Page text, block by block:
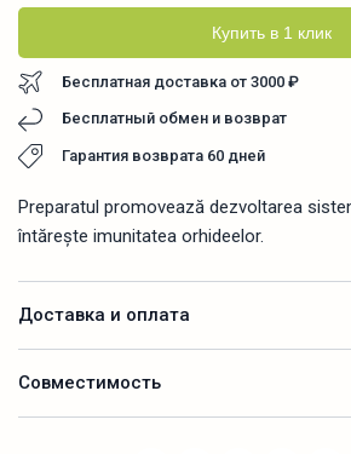
Купить в 1 клик
Бесплатная доставка от 3000 ₽
Бесплатный обмен и возврат
Гарантия возврата 60 дней
Preparatul promovează dezvoltarea
întărește imunitatea orhideelor.
Доставка и оплата
Совместимость